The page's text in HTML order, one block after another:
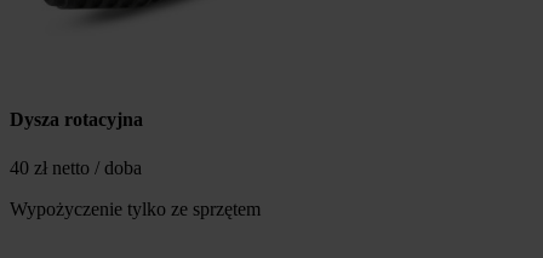
Dysza rotacyjna
40 zł netto / doba
Wypożyczenie tylko ze sprzętem